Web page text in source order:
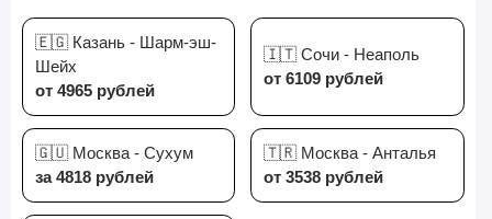
🇪🇬 Казань - Шарм-эш-
Шейх
от 4965 рублей
🇮🇹 Сочи - Неаполь
от 6109 рублей
🇬🇺 Москва - Сухум
за 4818 рублей
🇹🇷 Москва - Анталья
от 3538 рублей